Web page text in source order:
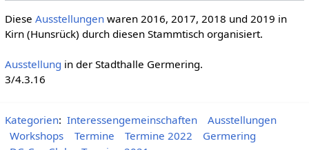
Diese Ausstellungenwaren 2016, 2017, 2018 und 2019 in
Kirn (Hunsrück) durch diesen Stammtisch organisiert.
Ausstellung in der Stadthalle Germering.
3/4.3.16
Kategorien: Interessengemeinschaften
Ausstellungen
Workshops
Termine Termine 2022
Germering